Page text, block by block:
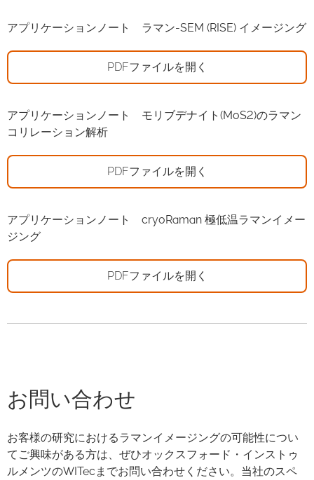
アプリケーションノート ラマン-SEM (RISE) イメージング
PDFファイルを開く
アプリケーションノート モリブデナイト(MoS2)のラマン
コリレーション解析
PDFファイルを開く
アプリケーションノート cryoRaman 極低温ラマンイメー
ジング
PDFファイルを開く
お問い合わせ
お客様の研究におけるラマンイメージングの可能性につい
てご興味がある方は、ぜひオックスフォード・インストゥ
ルメンツのWITecまでお問い合わせください。当社のスペ